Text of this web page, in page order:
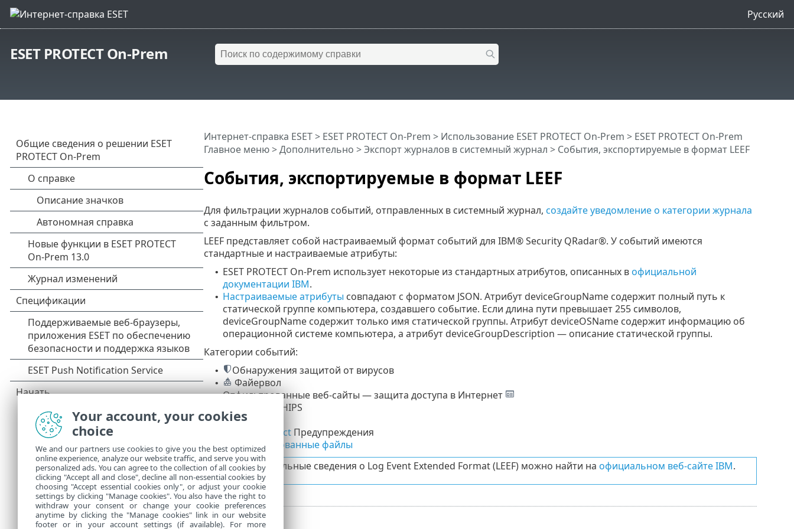
Русский
ESET PROTECT On-Prem
События, экспортируемые в формат LEEF
Интернет-справка ESET> ESET PROTECT On-Prem > Использование ESET PROTECT On-Prem > ESET PROTECT On-Prem
Главное меню> Дополнительно >Экспорт журналов в системный журнал > События, экспортируемые в формат LEEF
Для фильтрации журналов событий, отправленных в системный журнал, создайте уведомление о категории журнала
с заданным фильтром.
LEEF представляет собой настраиваемый формат событий для IBM® Security QRadar®. У событий имеются
стандартные и настраиваемые атрибуты:
• ESET PROTECT On-Prem использует некоторые из стандартных атрибутов, описанных вофициальной
документации IBM.
• Настраиваемые атрибуты совпадают с форматом JSON. Атрибут deviceGroupName содержит полный путь к
статической группе компьютера, создавшего событие. Если длина пути превышает 255 символов,
deviceGroupName содержит только имя статической группы. Атрибут deviceOSName содержит информацию об
операционной системе компьютера, а атрибут deviceGroupDescription — описание статической группы.
Категории событий:
• Обнаружения защитой от вирусов
• Файервол
• Отфильтрованные веб-сайты — защита доступа в Интернет
СИСТЕМА HIPS
• Аудит
ESET InspectПредупреждения
Заблокированные файлы
Дополнительные сведения о Log Event Extended Format (LEEF) можно найти на официальном веб-сайте IBM.
Your account, your cookies
choice
We and our partners use cookies to give you the best optimized
online experience, analyze our website traffic, and serve you with
personalized ads. You can agree to the collection of all cookies by
clicking "Accept all and close", decline all non-essential cookies by
choosing "Accept essential cookies only", or adjust your cookie
settings by clicking "Manage cookies". You also have the right to
withdraw your consent or change your cookie preferences
anytime by clicking the "Manage cookies" link in our website
footer or in your account settings (if available). For more